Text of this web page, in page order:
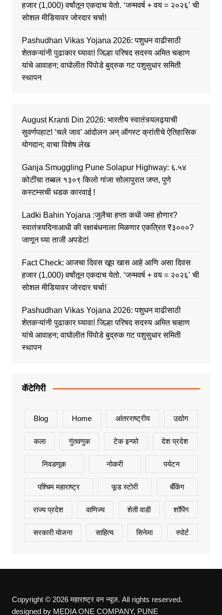
हजार (1,000) वर्षांतून एकदाच येतो. ‘जन्मवर्ष + वय = २०२६’ ची
सोशल मीडियावर जोरदार चर्चा!
Pashudhan Vikas Yojana 2026: पशुधन वाढीसाठी
शेतकऱ्यांनी पुढाकार घ्यावा! जिल्हा परिषद सदस्य अमित चव्हाण
यांचे आवाहन; वाघोलीत पिंपोडे बुद्रुक गट पशुसुधार समिती
स्थापन
August Kranti Din 2026: भारतीय स्वातंत्र्यलढ्याची
सुवर्णपहाट! ‘चले जाव’ आंदोलन अन् ऑगस्ट क्रांतीचे ऐतिहासिक
योगदान; वाचा विशेष लेख
Ganja Smuggling Pune Solapur Highway: ६.५४
कोटींचा तब्बल १३०९ किलो गांजा सोलापुरात जप्त, पुणे
कस्टम्सची धडक कारवाई !
Ladki Bahin Yojana :जुलैचा हप्ता कधी जमा होणार?
स्वातंत्र्यदिनाआधी की रक्षाबंधनाला मिळणार एकत्रित ₹३०००?
जाणून घ्या ताजी अपडेट!
Fact Check: आजचा दिवस खूप खास आहे आणि असा दिवस
हजार (1,000) वर्षांतून एकदाच येतो. ‘जन्मवर्ष + वय = २०२६’ ची
सोशल मीडियावर जोरदार चर्चा!
Pashudhan Vikas Yojana 2026: पशुधन वाढीसाठी
शेतकऱ्यांनी पुढाकार घ्यावा! जिल्हा परिषद सदस्य अमित चव्हाण
यांचे आवाहन; वाघोलीत पिंपोडे बुद्रुक गट पशुसुधार समिती
स्थापन
कॅटेगिरी
Blog Home आंतरराष्ट्रीय उद्योग
कला गुंतवणुक टेक इन्फो देश प्रदेश
निवडणूक नोकरी पर्यटन
पश्चिम महाराष्ट्र फूड स्टोरी बँकिंग
राज्य प्रदेश वाणिज्य शेती वाडी शॉपिंग
सरकारी योजना साहित्य सिनेमा स्पोर्ट
Copyright © 2026 महाराष्ट्र वन न्यूज. All rights reserved.
designed by MEDIA ONE COMPANY, PUNE